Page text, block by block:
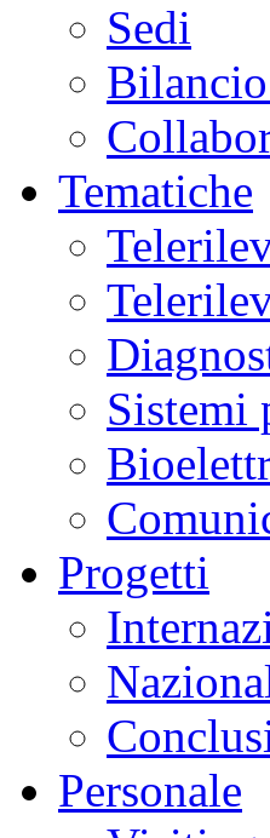
Sedi
Tematiche
Sistemi
Progetti
Personale